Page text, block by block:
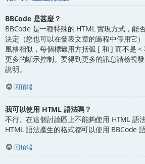
BBCode 是甚麼？
BBCode 是一種特殊的 HTML 實現方式，能
決定（您也可以在發表文章的過程中停用它
風格相似，每個標籤用方括弧 [ 和 ] 而不是
更多的顯示控制。要得到更多的訊息請檢視
說明。
回頂端
我可以使用 HTML 語法嗎？
不行。在這個討論區上不能夠使用 HTML 語
HTML 語法產生的格式都可以使用 BBCode 語
回頂端